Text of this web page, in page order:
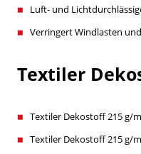
Luft- und
Verringert Windlasten
Textiler
Textiler Dekostoff 215 g/
Textiler Dekostoff 215 g/